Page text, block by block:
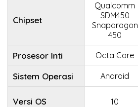
Chipset
Qualcomm
SDM450
Snapdragon
450
Prosesor Inti Octa Core
Sistem Operasi Android
Versi OS 10